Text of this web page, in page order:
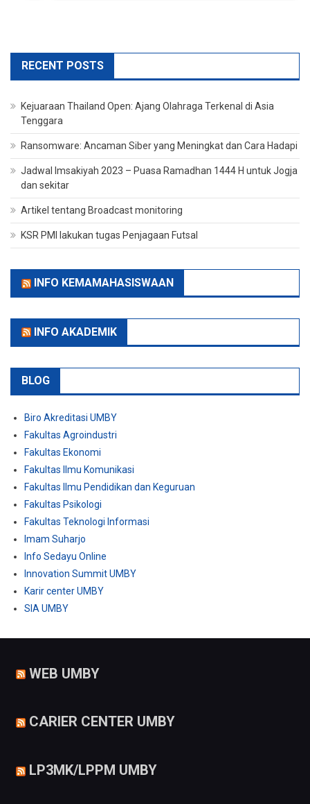
RECENT POSTS
Kejuaraan Thailand Open: Ajang Olahraga Terkenal di Asia
Tenggara
Ransomware: Ancaman Siber yang Meningkat dan Cara Hadapi
Jadwal Imsakiyah 2023 – Puasa Ramadhan 1444 H untuk Jogja
dan sekitar
Artikel tentang Broadcast monitoring
KSR PMI lakukan tugas Penjagaan Futsal
INFO KEMAMAHASISWAAN
INFO AKADEMIK
BLOG
Biro Akreditasi UMBY
Fakultas Agroindustri
Fakultas Ekonomi
Fakultas Ilmu Komunikasi
Fakultas Ilmu Pendidikan dan Keguruan
Fakultas Psikologi
Fakultas Teknologi Informasi
Imam Suharjo
Info Sedayu Online
Innovation Summit UMBY
Karir center UMBY
SIA UMBY
WEB UMBY
CARIER CENTER UMBY
LP3MK/LPPM UMBY